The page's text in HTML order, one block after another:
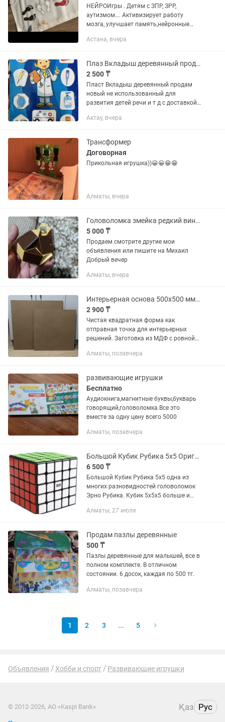
НЕЙРОИгры . Детям с ЗПР, ЗРР,
аутизмом…. Активизирует работу
мозга, улучшает память,нейронные
Астана, вчера
Плаз Вкладыш деревянный продам
2 500 ₸
Пласт Вкладыш деревянный продам
новый не использованный для
развития детей речи и т д с доставкой
Актау, вчера
Трансформер
Договорная
Прикольная игрушка))😀😀😁😁
Алматы, вчера
Головоломка змейка редкий винтаж ретро
5 000 ₸
Продаем смотрите другие мои
объявления или пишите на Михаил
Добрый вечер
Алматы, вчера
Интерьерная основа 500х500 мм для панно и авторских работ
2 900 ₸
Чистая квадратная форма как
отправная точка для интерьерных
решений. Заготовка из МДФ с ровной
кромки. Используется как: — основа
Алматы, позавчера
развивающие игрушки
Бесплатно
Аудиокнига,магнитные буквы,букварь
говорящий,головоломка.Все это
вместе за одну цену всего 5000
Алматы, позавчера
Большой Кубик Рубика 5х5 Оригинал
6 500 ₸
Большой Кубик Рубика 5х5 одна из
многих разновидностей головоломок
Эрно Рубика. Кубик 5х5х5 больше и
характеристики кубика Рубика 5х5:
линейки...
Алматы, 27 июля
Продам пазлы деревянные
500 ₸
Пазлы деревянные для малышей, все в
полном комплекте. В отличном
состоянии. 6 досок, каждая по 500 тг.
Алматы, позавчера
1 2 3 ... 5
Объявления Хобби и спорт Развивающие игрушки
© 2012-2026, АО «Kaspi Bank» Қаз Рус